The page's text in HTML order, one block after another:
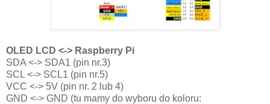
OLED LCD <-> Raspberry Pi
SDA <-> SDA1 (pin nr.3)
SCL <-> SCL1 (pin nr.5)
VCC <-> 5V (pin nr. 2 lub 4)
GND <-> GND (tu mamy do wyboru do koloru: